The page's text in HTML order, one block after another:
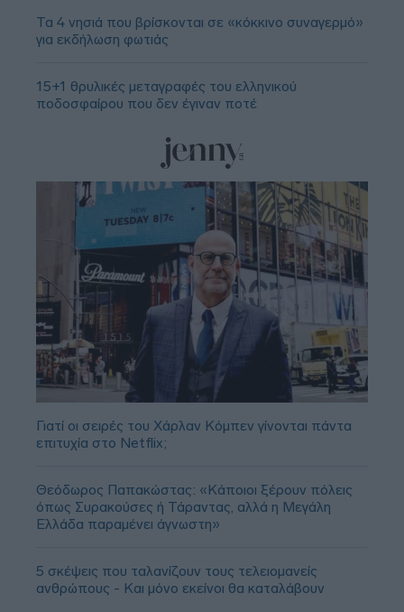
Τα 4 νησιά που βρίσκονται σε «κόκκινο συναγερμό»
για εκδήλωση φωτιάς
15+1 θρυλικές μεταγραφές του ελληνικού
ποδοσφαίρου που δεν έγιναν ποτέ
Γιατί οι σειρές του Χάρλαν Κόμπεν γίνονται πάντα
επιτυχία στο Netflix;
Θεόδωρος Παπακώστας: «Κάποιοι ξέρουν πόλεις
όπως Συρακούσες ή Τάραντας, αλλά η Μεγάλη
Ελλάδα παραμένει άγνωστη»
5 σκέψεις που ταλανίζουν τους τελειομανείς
ανθρώπους - Και μόνο εκείνοι θα καταλάβουν